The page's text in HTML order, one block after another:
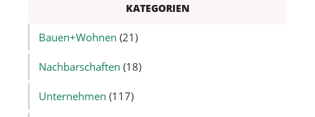
KATEGORIEN
Bauen+Wohnen (21)
Nachbarschaften (18)
Unternehmen (117)